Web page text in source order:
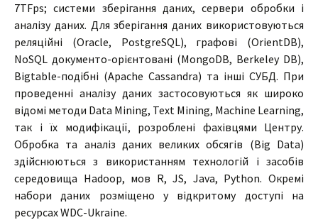
7TFps; системи зберігання даних, сервери обробки і
аналізу даних. Для зберігання даних використовуються
реляційні (Oracle, PostgreSQL), графові (OrientDB),
NoSQL документо-орієнтовані (MongoDB, Berkeley DB),
Bigtable-подібні (Apache Cassandra) та інші СУБД. При
проведенні аналізу даних застосовуються як широко
відомі методи Data Mining, Text Mining, Machine Learning,
так і їх модифікації, розроблені фахівцями Центру.
Обробка та аналіз даних великих обсягів (Big Data)
здійснюються з використанням технологій і засобів
середовища Hadoop, мов R, JS, Java, Python. Окремі
набори даних розміщено у відкритому доступі на
ресурсах WDC-Ukraine.